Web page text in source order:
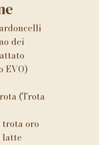
dei
EVO)
(Trota
trota oro
latte